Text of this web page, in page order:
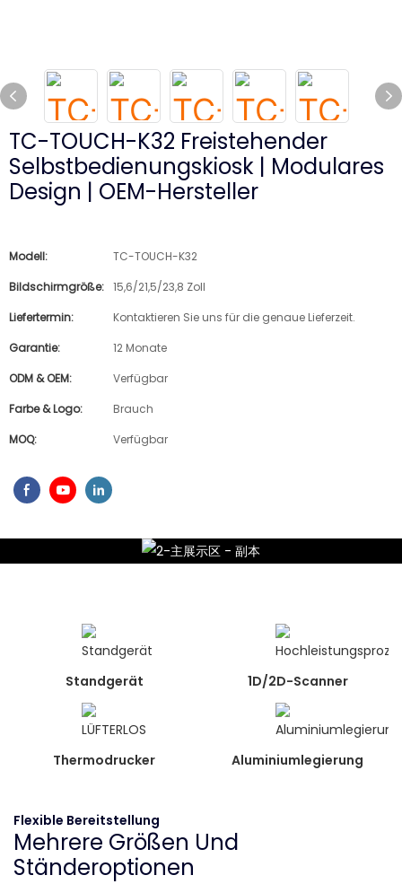
TC-TOUCH-K32 Freistehender
Selbstbedienungskiosk | Modulares
Design | OEM-Hersteller
Modell:
TC-TOUCH-K32
Bildschirmgröße: 15,6/21,5/23,8 Zoll
Liefertermin:
Kontaktieren Sie uns für die genaue Lieferzeit.
Garantie:
12 Monate
ODM & OEM:
Verfügbar
Farbe & Logo:
Brauch
MOQ:
Verfügbar
Standgerät 1D/2D-Scanner
Thermodrucker Aluminiumlegierung
Flexible Bereitstellung
Mehrere Größen Und
Ständeroptionen